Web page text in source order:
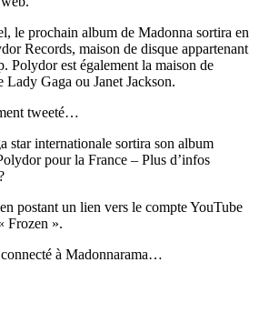
le prochain album de Madonna sortira en
Records, maison de disque appartenant
Polydor est également la maison de
Lady Gaga ou Janet Jackson.
tweeté…
star internationale sortira son album
pour la France – Plus d’infos
postant un lien vers le compte YouTube
Frozen ».
à Madonnarama…